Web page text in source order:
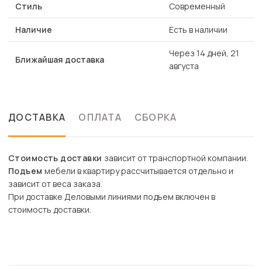
Стиль Современный
Наличие Есть в наличии
Ближайшая доставка
Через 14 дней, 21
августа
ДОСТАВКА ОПЛАТА СБОРКА
Стоимость доставки зависит от транспортной компании.
Подъем мебели в квартиру рассчитывается отдельно и
зависит от веса заказа.
При доставке Деловыми линиями подъем включен в
стоимость доставки.